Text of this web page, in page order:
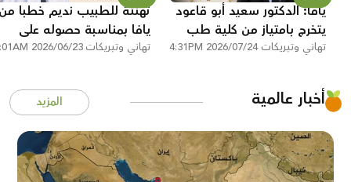
يافا: الدكتور سعيد أبو قاعود
يتخرج بامتياز من كلية طب
الأسنان في رومانيا
تهاني وتبريكات 2026/07/24 4:31PM
تهنئة للطبيب نديم خطبا
يافا بمناسبة حصوله على
رخصة مزاولة مهنة الطب
تهاني وتبريكات 2026/06/23 1:01AM
أخبار عالمية المزيد